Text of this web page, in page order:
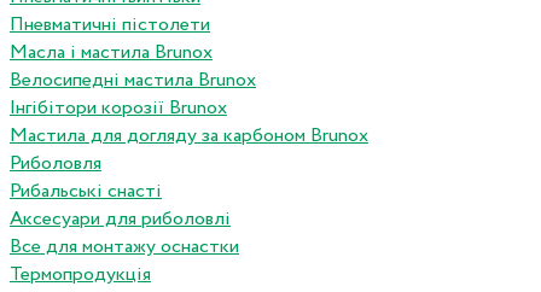
Пневматичні пістолети
Масла і мастила Brunox
Велосипедні мастила Brunox
Інгібітори корозії Brunox
Мастила для догляду за карбоном Brunox
Риболовля
Рибальські снасті
Аксесуари для риболовлі
Все для монтажу оснастки
Термопродукція